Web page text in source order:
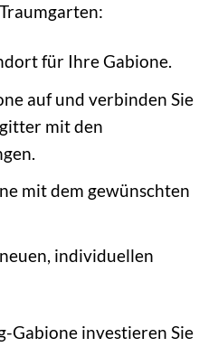
für Ihre Gabione.
auf und verbinden Sie
mit den
mit dem gewünschten
individuellen
Gabione investieren Sie